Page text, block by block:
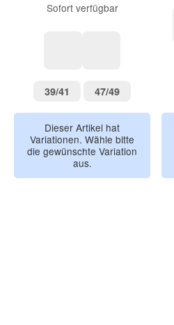
Sofort verfügbar
39/41
47/4947/49
Dieser Artikel hat
Variationen. Wähle bitte
die gewünschte Variation
aus.